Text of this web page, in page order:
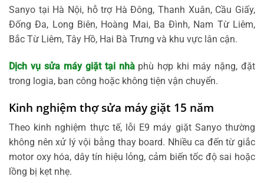
Sanyo tại Hà Nội, hỗ trợ Hà Đông, Thanh Xuân, Cầu Giấy,
Đống Đa, Long Biên, Hoàng Mai, Ba Đình, Nam Từ Liêm,
Bắc Từ Liêm, Tây Hồ, Hai Bà Trưng và khu vực lân cận.
Dịch vụ sửa máy giặt tại nhàphù hợp khi máy nặng, đặt
trong logia, ban công hoặc không tiện vận chuyển.
Kinh nghiệm thợ sửa máy giặt 15 năm
Theo kinh nghiệm thực tế, lỗi E9 máy giặt Sanyo thường
không nên xử lý vội bằng thay board. Nhiều ca đến từ giắc
motor oxy hóa, dây tín hiệu lỏng, cảm biến tốc độ sai hoặc
lồng bị kẹt nhẹ.